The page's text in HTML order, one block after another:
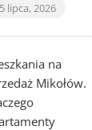
lipca, 2026
na
Mikołów.